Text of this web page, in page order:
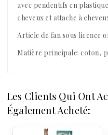
avec pendentifs en
cheveux et attache à
Article de fan sous licence
Matière principale: coton,
Les Clients Qui Ont
Également Acheté: